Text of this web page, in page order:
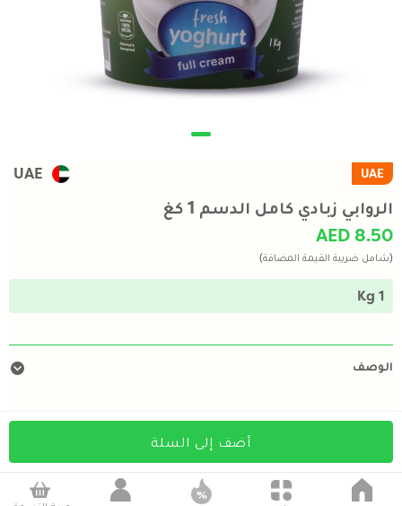
UAE
UAE
الروابي زبادي كامل الدسم 1 كغ
AED 8.50
(شامل ضريبة القيمة المضافة)
1 Kg
الوصف
أضف إلى السلة